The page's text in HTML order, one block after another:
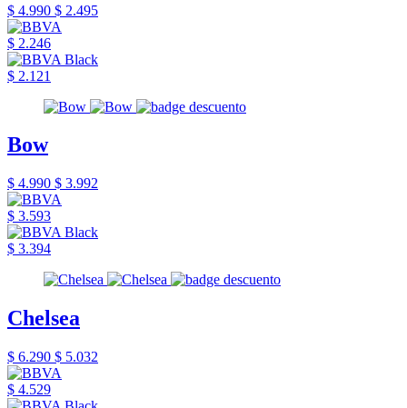
$ 4.990 $ 2.495
$ 2.246
$ 2.121
Bow
$ 4.990 $ 3.992
$ 3.593
$ 3.394
Chelsea
$ 6.290 $ 5.032
$ 4.529